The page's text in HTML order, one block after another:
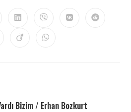
Bizim / Erhan Bozkurt